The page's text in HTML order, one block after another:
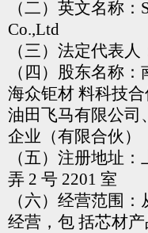
（二）英文名称：
Co.,Ltd
（三）法定代表人
（四）股东名称
海众钜材 料科技
油田飞马有限公司
企业（有限合伙）
（五）注册地址
弄 2 号 2201 室
（六）经营范围
经营，包 括芯材